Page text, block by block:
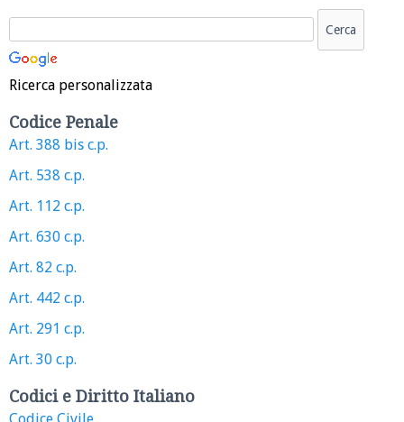
Ricerca personalizzata
Codice Penale
Art. 388 bis c.p.
Art. 538 c.p.
Art. 112 c.p.
Art. 630 c.p.
Art. 82 c.p.
Art. 442 c.p.
Art. 291 c.p.
Art. 30 c.p.
Codici e Diritto Italiano
Codice Civile